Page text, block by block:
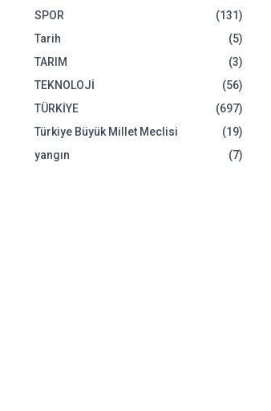
SPOR
(131)
Tarih
(5)
TARIM
(3)
TEKNOLOJİ
(56)
TÜRKİYE
(697)
Türkiye Büyük Millet Meclisi
(19)
yangın
(7)